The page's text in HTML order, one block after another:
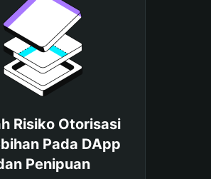
Risiko Otorisasi
Pada DApp
Penipuan